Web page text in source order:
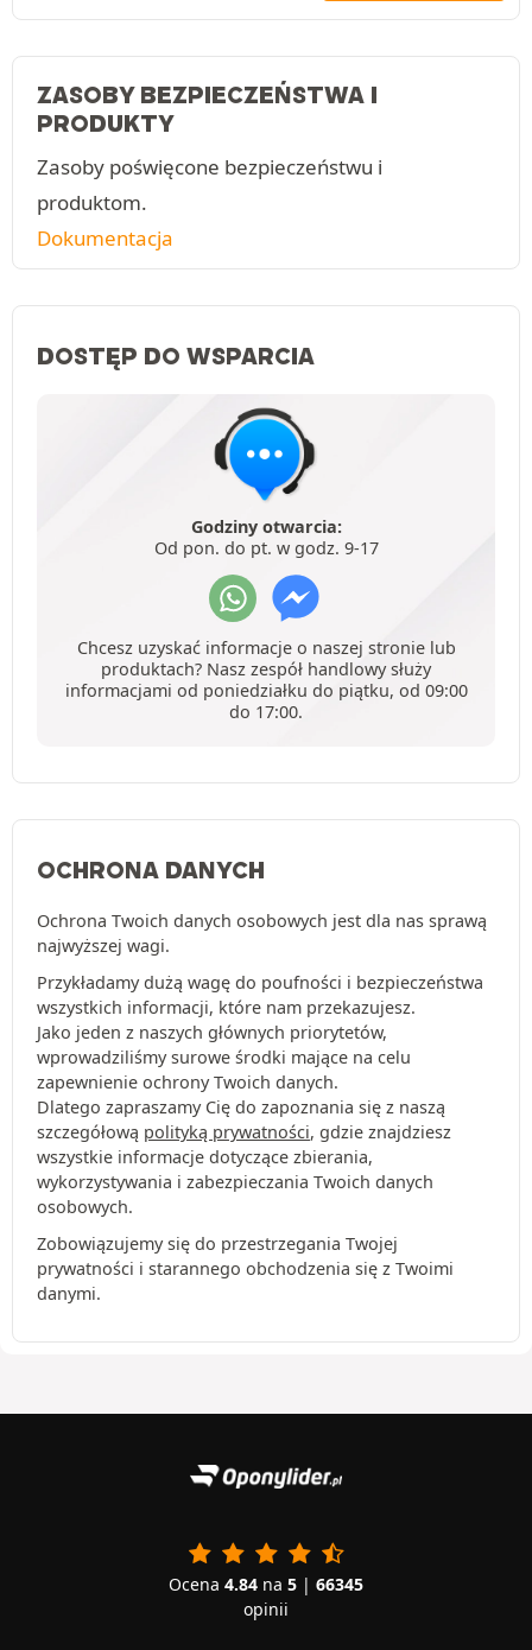
ZASOBY BEZPIECZEŃSTWA I
PRODUKTY
Zasoby poświęcone bezpieczeństwu i
produktom.
Dokumentacja
DOSTĘP DO WSPARCIA
Godziny otwarcia:
Od pon. do pt. w godz. 9-17
Chcesz uzyskać informacje o naszej stronie lub
produktach? Nasz zespół handlowy służy
informacjami od poniedziałku do piątku, od 09:00
do 17:00.
OCHRONA DANYCH
Ochrona Twoich danych osobowych jest dla nas sprawą
najwyższej wagi.
Przykładamy dużą wagę do poufności i bezpieczeństwa
wszystkich informacji, które nam przekazujesz.
Jako jeden z naszych głównych priorytetów,
wprowadziliśmy surowe środki mające na celu
zapewnienie ochrony Twoich danych.
Dlatego zapraszamy Cię do zapoznania się z naszą
szczegółową polityką prywatności, gdzie znajdziesz
wszystkie informacje dotyczące zbierania,
wykorzystywania i zabezpieczania Twoich danych
osobowych.
Zobowiązujemy się do przestrzegania Twojej
prywatności i starannego obchodzenia się z Twoimi
danymi.
Ocena 4.84 na 5 | 66345
opinii